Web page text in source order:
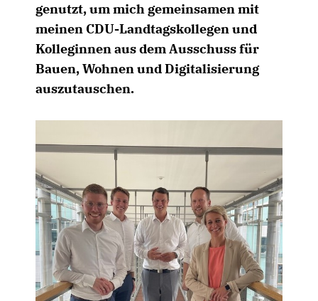
genutzt, um mich gemeinsamen mit
meinen CDU-Landtagskollegen und
Kolleginnen aus dem Ausschuss für
Bauen, Wohnen und Digitalisierung
auszutauschen.